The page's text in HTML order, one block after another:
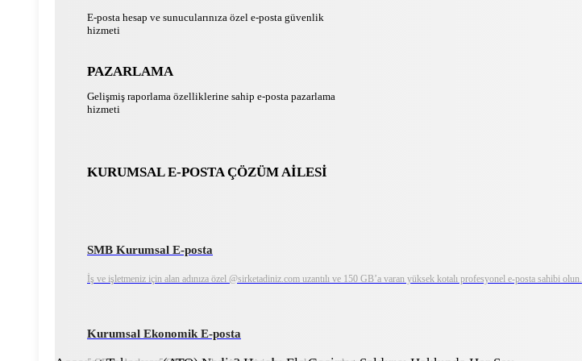
E-posta hesap ve sunucularınıza özel e-posta güvenlik
hizmeti
PAZARLAMA
Gelişmiş raporlama özelliklerine sahip e-posta pazarlama
hizmeti
KURUMSAL E-POSTA ÇÖZÜM AİLESİ
SMB Kurumsal E-posta
İş ve işletmeniz için alan adınıza özel @sirketadiniz.com uzantılı ve 150 GB’a varan yüksek kotalı profesyonel e-posta sahibi olun.
Kurumsal Ekonomik E-posta